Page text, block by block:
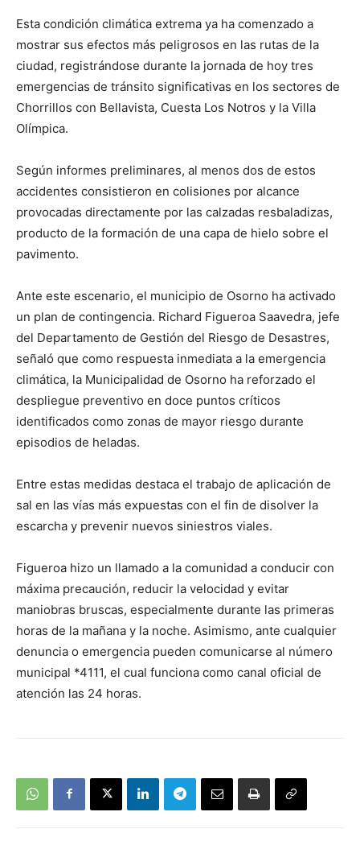
Esta condición climática extrema ya ha comenzado a
mostrar sus efectos más peligrosos en las rutas de la
ciudad, registrándose durante la jornada de hoy tres
emergencias de tránsito significativas en los sectores de
Chorrillos con Bellavista, Cuesta Los Notros y la Villa
Olímpica.
Según informes preliminares, al menos dos de estos
accidentes consistieron en colisiones por alcance
provocadas directamente por las calzadas resbaladizas,
producto de la formación de una capa de hielo sobre el
pavimento.
Ante este escenario, el municipio de Osorno ha activado
un plan de contingencia. Richard Figueroa Saavedra, jefe
del Departamento de Gestión del Riesgo de Desastres,
señaló que como respuesta inmediata a la emergencia
climática, la Municipalidad de Osorno ha reforzado el
despliegue preventivo en doce puntos críticos
identificados como zonas de mayor riesgo durante
episodios de heladas.
Entre estas medidas destaca el trabajo de aplicación de
sal en las vías más expuestas con el fin de disolver la
escarcha y prevenir nuevos siniestros viales.
Figueroa hizo un llamado a la comunidad a conducir con
máxima precaución, reducir la velocidad y evitar
maniobras bruscas, especialmente durante las primeras
horas de la mañana y la noche. Asimismo, ante cualquier
denuncia o emergencia pueden comunicarse al número
municipal *4111, el cual funciona como canal oficial de
atención las 24 horas.